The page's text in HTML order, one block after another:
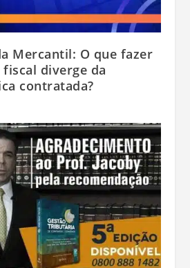
Mercantil: O que fazer
diverge da
contratada?